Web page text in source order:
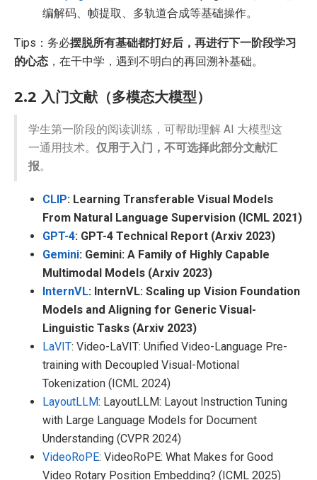
编解码、帧提取、多轨道合成等基础操作。
Tips：务必摆脱所有基础都打好后，再进行下一阶段学习
的心态 ，在干中学，遇到不明白的再回溯补基础。
2.2 入门文献（多模态大模型）
学生第一阶段的阅读训练，可帮助理解 AI 大模型这
一通用技术。仅用于入门，不可选择此部分文献汇
报。
CLIP: Learning Transferable Visual Models
From Natural Language Supervision (ICML 2021)
GPT-4: GPT-4 Technical Report (Arxiv 2023)
Gemini: Gemini: A Family of Highly Capable
Multimodal Models (Arxiv 2023)
InternVL: InternVL: Scaling up Vision Foundation
Models and Aligning for Generic Visual-
Linguistic Tasks (Arxiv 2023)
LaVIT: Video-LaVIT: Unified Video-Language Pre-
training with Decoupled Visual-Motional
Tokenization (ICML 2024)
LayoutLLM: LayoutLLM: Layout Instruction Tuning
with Large Language Models for Document
Understanding (CVPR 2024)
VideoRoPE: VideoRoPE: What Makes for Good
Video Rotary Position Embedding? (ICML 2025)